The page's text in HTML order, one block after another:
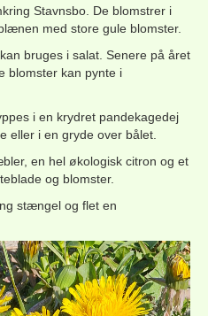
Stavnsbo. De blomstrer i
med store gule blomster.
bruges i salat. Senere på året
blomster kan pynte i
i en krydret pandekagedej
eller i en gryde over bålet.
en hel økologisk citron og et
og blomster.
stængel og flet en